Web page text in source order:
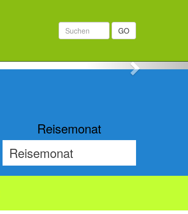
Next
GO
Reisemonat